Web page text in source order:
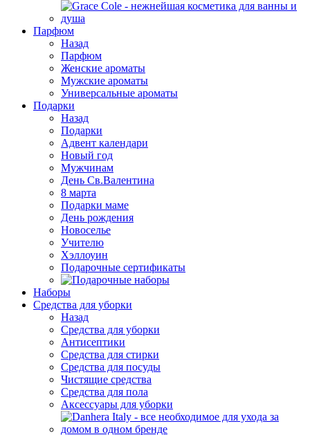
Парфюм
Назад
Парфюм
Женские ароматы
Мужские ароматы
Универсальные ароматы
Подарки
Назад
Подарки
Адвент календари
Новый год
Мужчинам
День Св.Валентина
8 марта
Подарки маме
День рождения
Новоселье
Учителю
Хэллоуин
Подарочные сертификаты
Наборы
Средства для уборки
Назад
Средства для уборки
Антисептики
Средства для стирки
Средства для посуды
Чистящие средства
Средства для пола
Аксессуары для уборки